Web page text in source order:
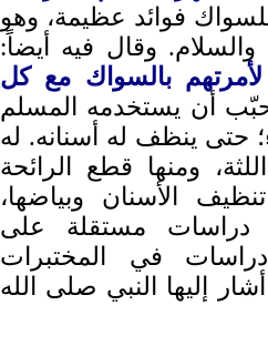
فوائد عظيمة، وهو
وقال فيه أيضاً:
بالسواك مع كل
أن يستخدمه المسلم
حتى ينظف له أسنانه. له
ومنها قطع الرائحة
الأسنان وبياضها،
دراسات مستقلة على
في المختبرات
إليها النبي صلى الله